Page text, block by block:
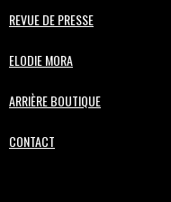
REVUE DE PRESSE
ELODIE MORA
ARRIÈRE BOUTIQUE
CONTACT